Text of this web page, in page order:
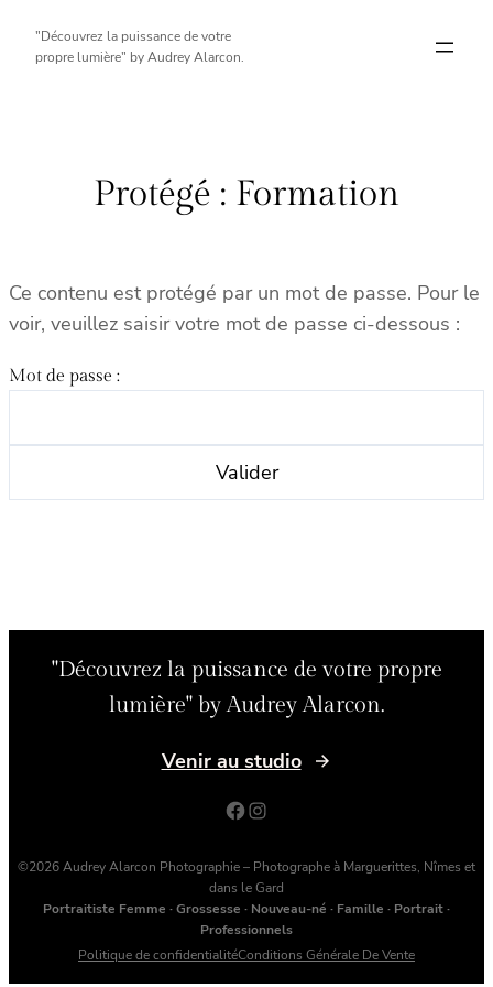
"Découvrez la puissance de votre
propre lumière" by Audrey Alarcon.
Protégé : Formation
Ce contenu est protégé par un mot de passe. Pour le
voir, veuillez saisir votre mot de passe ci-dessous :
Mot de passe :
"Découvrez la puissance de votre propre
lumière" by Audrey Alarcon.
Venir au studio
Facebook Instagram
©2026 Audrey Alarcon Photographie – Photographe à Marguerittes, Nîmes et
dans le Gard
Portraitiste Femme · Grossesse · Nouveau-né · Famille · Portrait ·
Professionnels
Politique de confidentialitéConditions Générale De Vente